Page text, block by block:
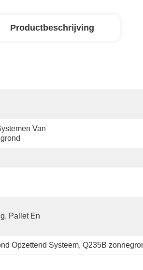
Productbeschrijving
Van
Pallet En
Opzettend Systeem, Q235B